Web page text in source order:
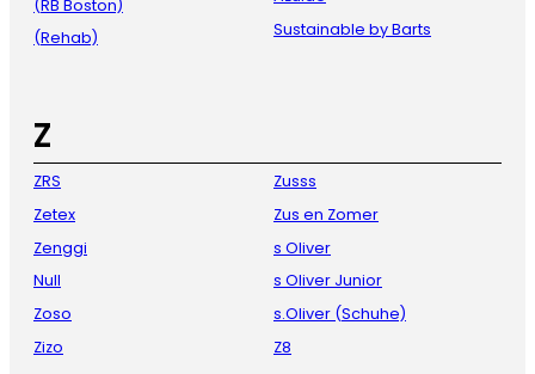
(RB Boston)
(Rehab)
Sustainable by Barts
Z
ZRS
Zetex
Zenggi
Null
Zoso
Zizo
Zusss
Zus en Zomer
s Oliver
s Oliver Junior
s.Oliver (Schuhe)
Z8